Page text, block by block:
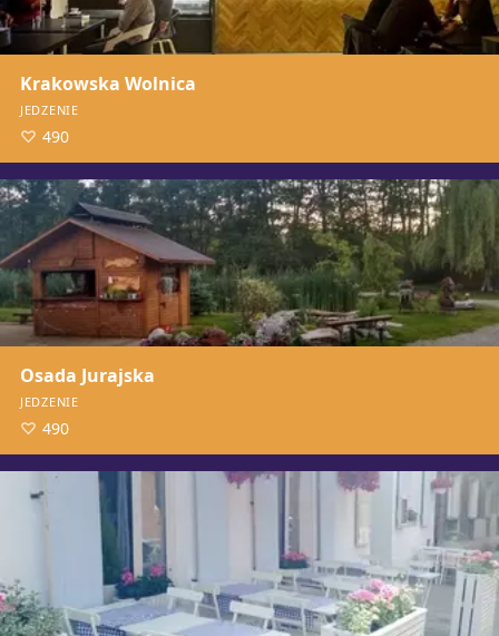
Krakowska Wolnica
JEDZENIE
490
Osada Jurajska
JEDZENIE
490